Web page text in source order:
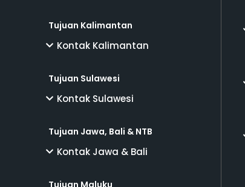
Tujuan Kalimantan
Kontak Kalimantan
Tujuan Sulawesi
Kontak Sulawesi
Tujuan Jawa, Bali & NTB
Kontak Jawa & Bali